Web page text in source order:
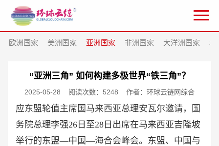
欧洲国家 美洲国家 亚洲国家 非洲国家 大洋洲国家 北
“亚洲三角” 如何构建多极世界“铁三角”？
2025-05-28 阅读次数：5248 作者：环球云链网综合
应东盟轮值主席国马来西亚总理安瓦尔邀请，国
务院总理李强26日至28日出席在马来西亚吉隆坡
举行的东盟—中国—海合会峰会。东盟、中国与